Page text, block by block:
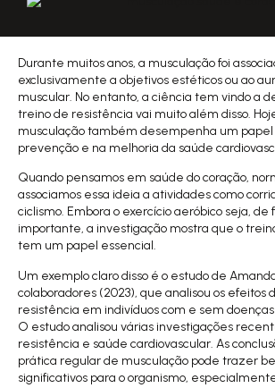
Durante muitos anos, a musculação foi
exclusivamente a objetivos estéticos ou ao
muscular. No entanto, a ciência tem vindo a
treino de resistência vai muito além disso.
musculação também desempenha um
prevenção e na melhoria da saúde
Quando pensamos em saúde do coração,
associamos essa ideia a atividades como
ciclismo. Embora o exercício aeróbico seja, de
importante, a investigação mostra que o
tem um papel essencial.
Um exemplo claro disso é o estudo de
colaboradores (2023), que analisou os efeitos
resistência em indivíduos com e sem
O estudo analisou várias investigações
resistência e saúde cardiovascular. As
prática regular de musculação pode trazer
significativos para o organismo,